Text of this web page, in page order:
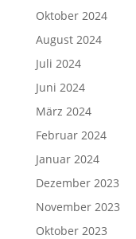
Oktober 2024
August 2024
Juli 2024
Juni 2024
März 2024
Februar 2024
Januar 2024
Dezember 2023
November 2023
Oktober 2023